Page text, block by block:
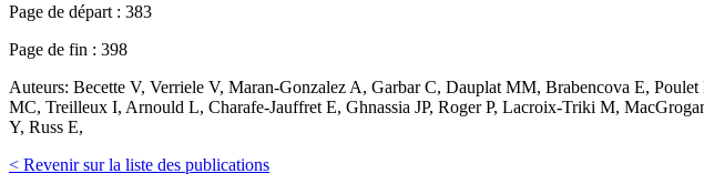
Page de départ : 383
Page de fin : 398
Auteurs: Becette V, Verriele V, Maran-Gonzalez A, Garbar C, Dauplat MM, Brabencova E,
MC, Treilleux I, Arnould L, Charafe-Jauffret E, Ghnassia JP, Roger P, Lacroix-Triki M,
Y, Russ E,
< Revenir sur la liste des publications